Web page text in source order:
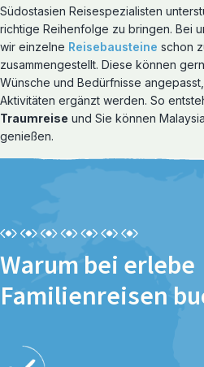
Südostasien Reisespezialisten
richtige Reihenfolge zu bringen. Bei
wir einzelne Reisebausteine schon
zusammengestellt. Diese können
Wünsche und Bedürfnisse
Aktivitäten ergänzt werden. So
Traumreise und Sie können
genießen.
Reiserouten entdecken
Warum bei erlebe
Familienreisen